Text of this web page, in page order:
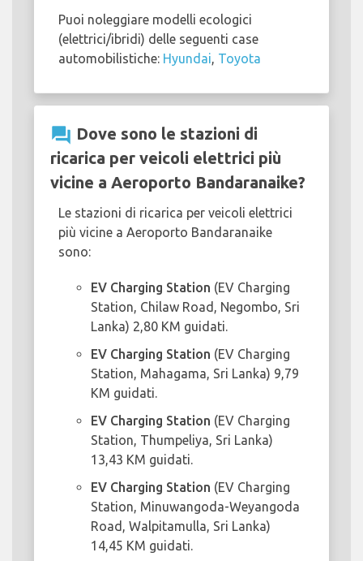
Puoi noleggiare modelli ecologici
(elettrici/ibridi) delle seguenti case
automobilistiche: Hyundai, Toyota
question_answer Dove sono le stazioni di
ricarica per veicoli elettrici più
vicine a Aeroporto Bandaranaike?
Le stazioni di ricarica per veicoli elettrici
più vicine a Aeroporto Bandaranaike
sono:
EV Charging Station (EV Charging
Station, Chilaw Road, Negombo, Sri
Lanka) 2,80 KM guidati.
EV Charging Station (EV Charging
Station, Mahagama, Sri Lanka) 9,79
KM guidati.
EV Charging Station (EV Charging
Station, Thumpeliya, Sri Lanka)
13,43 KM guidati.
EV Charging Station (EV Charging
Station, Minuwangoda-Weyangoda
Road, Walpitamulla, Sri Lanka)
14,45 KM guidati.